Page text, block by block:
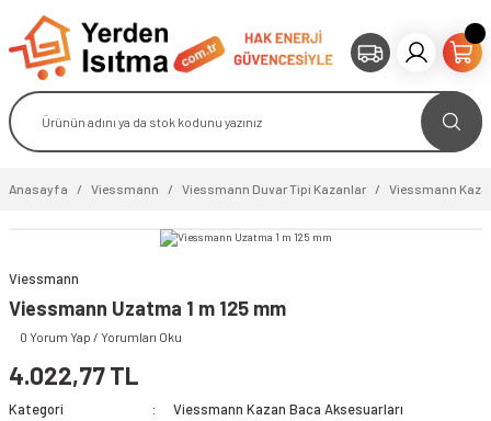
Anasayfa Viessmann Viessmann Duvar Tipi Kazanlar Viessmann
Viessmann
Viessmann Uzatma 1 m 125 mm
0 Yorum Yap / Yorumları Oku
4.022,77 TL
Kategori
Viessmann Kazan Baca Aksesuarları